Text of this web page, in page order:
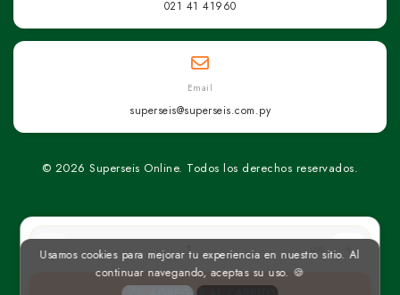
un
021 41 41960
Email
superseis@superseis.com.py
© 2026 Superseis Online. Todos los derechos reservados.
Usamos cookies para mejorar tu experiencia en nuestro sitio. Al
continuar navegando, aceptas su uso. 🍪